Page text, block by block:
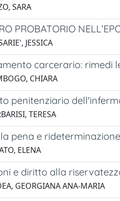
SARA
PROBATORIO
JESSICA
carcerario: rimedi
CHIARA
penitenziario
TERESA
pena e
ELENA
e diritto alla
GEORGIANA ANA-MARIA